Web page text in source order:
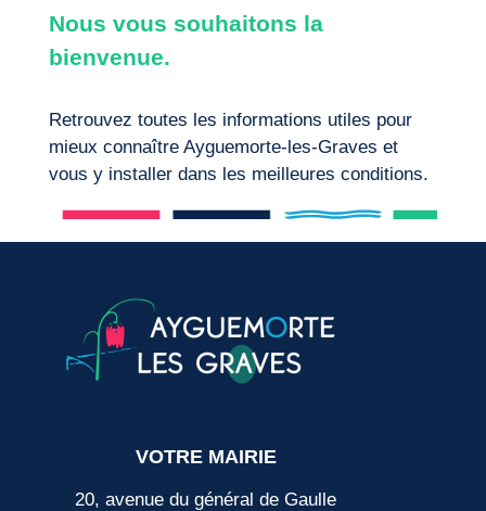
Nous vous souhaitons la
bienvenue.
Retrouvez toutes les informations utiles pour
mieux connaître Ayguemorte-les-Graves et
vous y installer dans les meilleures conditions.
VOTRE MAIRIE
20, avenue du général de Gaulle